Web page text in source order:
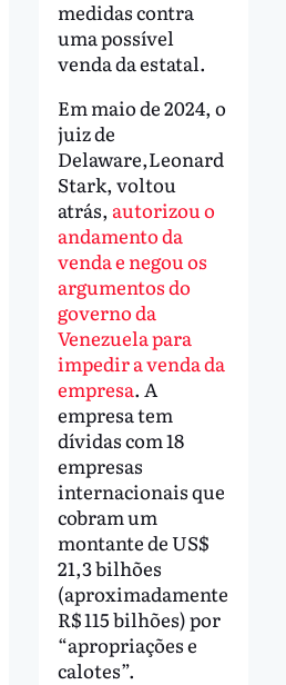
medidas contra
uma possível
venda da estatal.
Em maio de 2024, o
juiz de
Delaware,Leonard
Stark, voltou
atrás, autorizou o
andamento da
venda e negou os
argumentos do
governo da
Venezuela para
impedir a venda da
empresa. A
empresa tem
dívidas com 18
empresas
internacionais que
cobram um
montante de US$
21,3 bilhões
(aproximadamente
R$ 115 bilhões) por
“apropriações e
calotes”.